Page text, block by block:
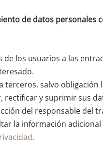
de datos personales
los usuarios a las
terceros, salvo obligación
rectificar y suprimir sus
del responsable del
la información